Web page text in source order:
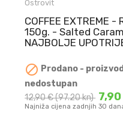
Ostrovit
COFFEE EXTREME
150g. - Salted
NAJBOLJE
 Prodano -
nedostupan
12,90 €(97.20 kn)
Najniža cijena zadnjih 30